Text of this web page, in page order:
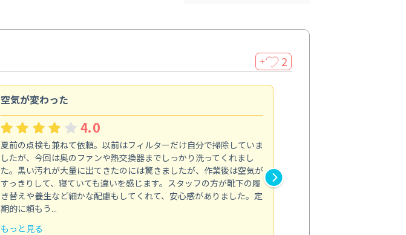
＋ 2
空気が変わった
4.0
夏前の点検も兼ねて依頼。以前はフィルターだけ自分で掃除していま
したが、今回は奥のファンや熱交換器までしっかり洗ってくれまし
た。黒い汚れが大量に出てきたのには驚きましたが、作業後は空気が
すっきりして、寝ていても違いを感じます。スタッフの方が靴下の履
き替えや養生など細かな配慮もしてくれて、安心感がありました。定
期的に頼もう...
もっと見る